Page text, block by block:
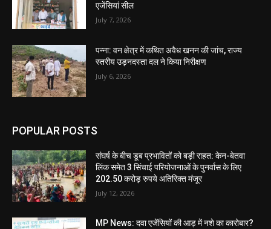
एजेंसियां सील
July 7, 2026
पन्ना: वन क्षेत्र में कथित अवैध खनन की जांच, राज्य
स्तरीय उड़नदस्ता दल ने किया निरीक्षण
July 6, 2026
POPULAR POSTS
संघर्ष के बीच डूब प्रभावितों को बड़ी राहत: केन-बेतवा
लिंक समेत 3 सिंचाई परियोजनाओं के पुनर्वास के लिए
202.50 करोड़ रुपये अतिरिक्त मंजूर
July 12, 2026
MP News: दवा एजेंसियों की आड़ में नशे का कारोबार?